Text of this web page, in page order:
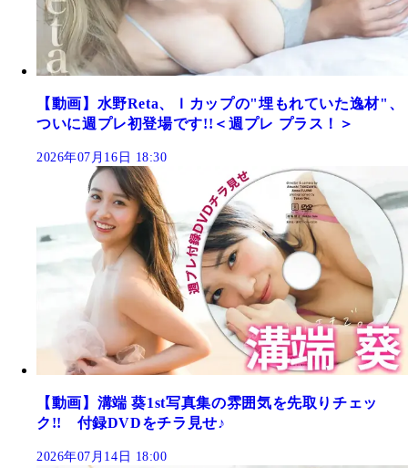
【動画】水野Reta、Ｉカップの"埋もれていた逸材"、
ついに週プレ初登場です!!＜週プレ プラス！＞
2026年07月16日 18:30
【動画】溝端 葵1st写真集の雰囲気を先取りチェッ
ク!! 付録DVDをチラ見せ♪
2026年07月14日 18:00